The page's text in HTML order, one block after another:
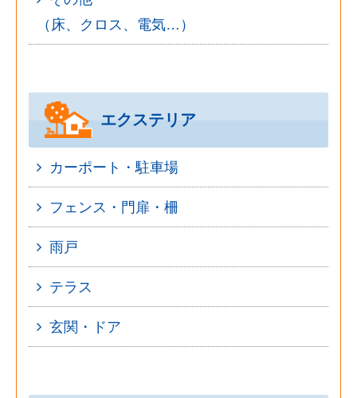
（床、クロス、電気…）
エクステリア
カーポート・駐車場
フェンス・門扉・柵
雨戸
テラス
玄関・ドア